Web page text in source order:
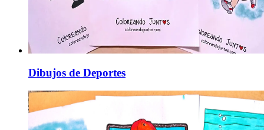
Dibujos de Deportes